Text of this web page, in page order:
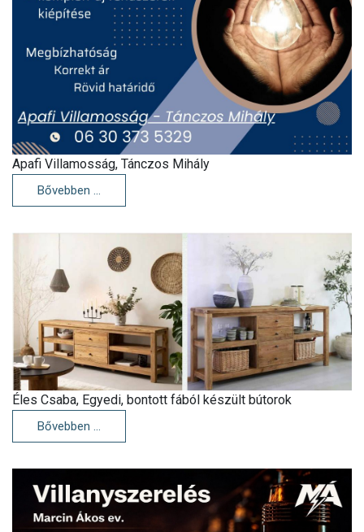
Apafi Villamosság, Tánczos Mihály
Bővebben …
Éles Csaba, Egyedi, bontott fából készült bútorok
Bővebben …